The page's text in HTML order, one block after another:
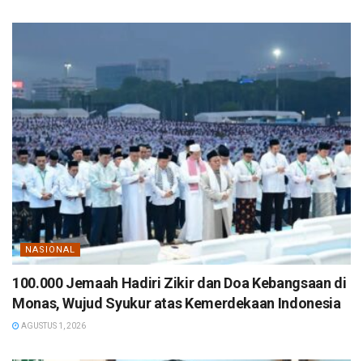
NASIONAL
100.000 Jemaah Hadiri Zikir dan Doa Kebangsaan di
Monas, Wujud Syukur atas Kemerdekaan Indonesia
AGUSTUS 1, 2026